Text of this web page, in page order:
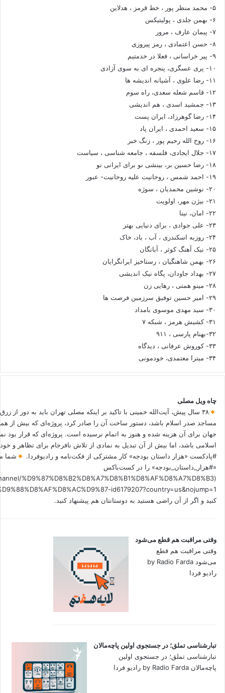
۵- محمد منظر پور ، خط قرمز ، هدلاین
۶- بهمن جلدی ، پولیتیکس
۷- پیمان عارف ، مرور
۸- حسن اعتمادی ، رمز پیروزی
۹- پیر خراسانی ، فعلا در خدمتیم
۱۰- پری عسگری، پنجره ای به سوی آزادی
۱۱- رضا علوی ، آشیانه اندیشه ها
۱۲- قاسم شعله سعدی، راه سوم
۱۳- جمشید اسدی ، هم اندیشی
۱۴- رضا گوهرزاد، ایران پست
۱۵- سعید احمدی ، ایران پاد
۱۶- روح الله رحیم پور ، زنگ خبر
۱۷- جلال ایجادی، فلسفه ، جامعه شناسی ، سیاست
۱۸- رضا حسین بر، بینشی نو برای ایرانی نو
۱۹- احمد شمس ، روحانیت علیه روحانیت- عبور
۲۰- نوشین محمدیان ، سوژه
۲۱- بیژن مهر، اولویت
۲۲- امان، نینا
۲۳- علی جوادی ، برای دنیایی بهتر
۲۴- روزبه اسکندری ، آب ، باد، خاک
۲۵- نیک آهنگ کوثر ، آبانگان
۲۶- بهمن شاهنگیان ، رستاخیز ایرانگرایان
۲۷- بهداد جاودان، پگاه نیک اندیشی
۲۸- مینو همتی ، رهایی زن
۲۹- امیر حسین توفیق سرزمین فرصت ها
۳۰- سید مهدی موسوی بامداد
۳۱- کشیش هرمز ، شبکه ۷
۳۲-بهنام پارسی ، ۹۱۱
۳۳- کوروش عرفانی ، دیدگاه
۳۴- میترا معتمدی، خودمونی
چاه ویل مصلی
۳۸ سال پیش، آیت‌الله خمینی با تاکید بر اینکه مصلی تهران باید به دور از
مساجد صدر اسلام باشد، دستور ساخت آن را صادر کرد، پروژه‌ای که بیش از
جهان برای آن هزینه شده و هنوز به اتمام نرسیده است. پروژه‌ای که قرار بود
اسلامی باشد، اما بیش از آن تبدیل به نمادی از تلاش نافرجام برای تظاهر و
#پادکست «هزار داستان بودجه» کار مشترکی از فکت‌نامه و رادیوفردا.
شما
«#هزار_داستان_بودجه» را در کست‌باکس
%D9%87%D8%B2%D8%A7%D8%B1%D8%AF%D8%A7%D8%B3
کنید و اگر از آن راضی هستید به دوستانتان هم پیشنهاد کنید.
وقتی مراقبت هم قطع می‌شود
وقتی مراقبت هم قطع
می‌شود by Radio Farda
رادیو فردا
تبارشناسی تملق؛ در جستجوی اولین‌ پاچه‌مالان
تبارشناسی تملق؛ در جستجوی اولین‌
پاچه‌مالان by Radio Farda رادیو فردا